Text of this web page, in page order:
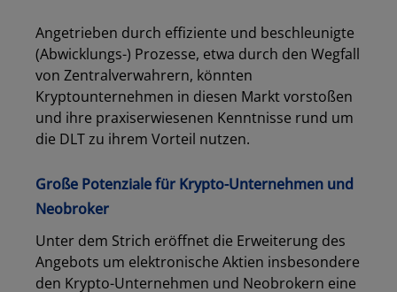
Angetrieben durch effiziente und beschleunigte
(Abwicklungs-) Prozesse, etwa durch den Wegfall
von Zentralverwahrern, könnten
Kryptounternehmen in diesen Markt vorstoßen
und ihre praxiserwiesenen Kenntnisse rund um
die DLT zu ihrem Vorteil nutzen.
Große Potenziale für Krypto-Unternehmen und
Neobroker
Unter dem Strich eröffnet die Erweiterung des
Angebots um elektronische Aktien insbesondere
den Krypto-Unternehmen und Neobrokern eine